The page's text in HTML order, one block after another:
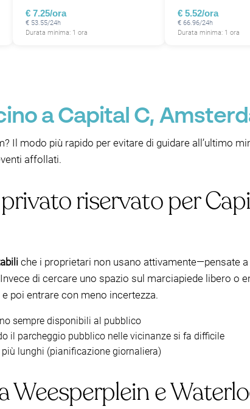
€ 7.25/ora
€ 53.55/24h
Durata minima: 1 ora
€ 5.52/ora
€ 66.96/24h
Durata minima: 1 ora
a Capital C,
Il modo più rapido per evitare di guidare all’ultimo
affollati.
riservato per
che i proprietari non usano attivamente—pensate
di cercare uno spazio sul marciapiede libero o
poi entrare con meno incertezza.
sempre disponibili al pubblico
il parcheggio pubblico nelle vicinanze si fa difficile
lunghi (pianificazione giornaliera)
Weesperplein e